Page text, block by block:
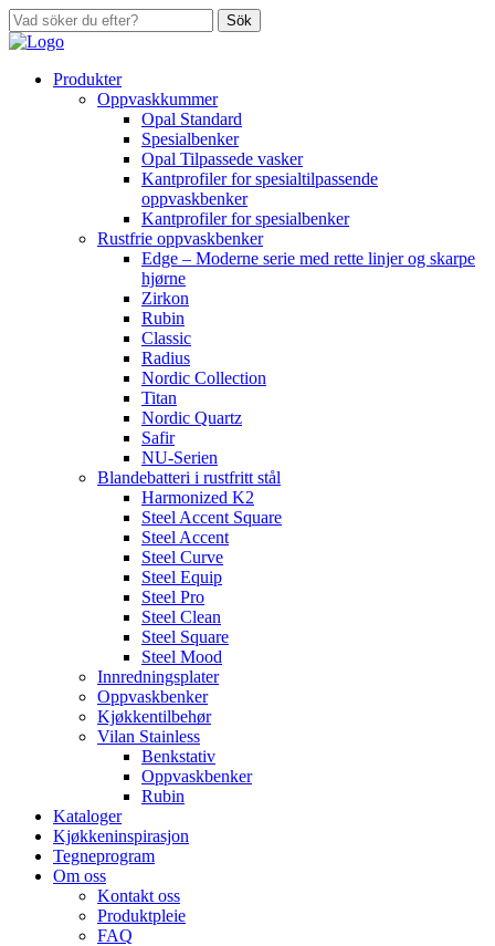
Sök
Produkter
Oppvaskkummer
Opal Standard
Spesialbenker
Opal Tilpassede vasker
Kantprofiler for spesialtilpassende
oppvaskbenker
Kantprofiler for spesialbenker
Rustfrie oppvaskbenker
Edge – Moderne serie med rette linjer og skarpe
hjørne
Zirkon
Rubin
Classic
Radius
Nordic Collection
Titan
Nordic Quartz
Safir
NU-Serien
Blandebatteri i rustfritt stål
Harmonized K2
Steel Accent Square
Steel Accent
Steel Curve
Steel Equip
Steel Pro
Steel Clean
Steel Square
Steel Mood
Innredningsplater
Oppvaskbenker
Kjøkkentilbehør
Vilan Stainless
Benkstativ
Oppvaskbenker
Rubin
Kataloger
Kjøkkeninspirasjon
Tegneprogram
Om oss
Kontakt oss
Produktpleie
FAQ